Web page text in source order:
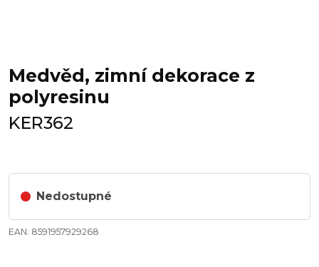
Medvěd, zimní dekorace z
polyresinu
KER362
Nedostupné
EAN: 8591957929268